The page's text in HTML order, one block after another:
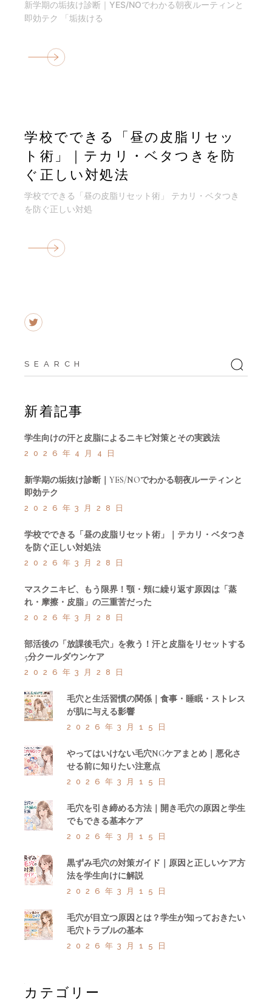
新学期の垢抜け診断｜YES/NOでわかる朝夜ルーティンと
即効テク 「垢抜ける
学校でできる「昼の皮脂リセッ
ト術」｜テカリ・ベタつきを防
ぐ正しい対処法
学校でできる「昼の皮脂リセット術」 テカリ・ベタつき
を防ぐ正しい対処
Search
for:
新着記事
学生向けの汗と皮脂によるニキビ対策とその実践法
2026年4月4日
新学期の垢抜け診断｜YES/NOでわかる朝夜ルーティンと
即効テク
2026年3月28日
学校でできる「昼の皮脂リセット術」｜テカリ・ベタつき
を防ぐ正しい対処法
2026年3月28日
マスクニキビ、もう限界！顎・頬に繰り返す原因は「蒸
れ・摩擦・皮脂」の三重苦だった
2026年3月28日
部活後の「放課後毛穴」を救う！汗と皮脂をリセットする
5分クールダウンケア
2026年3月28日
毛穴と生活習慣の関係｜食事・睡眠・ストレス
が肌に与える影響
2026年3月15日
やってはいけない毛穴NGケアまとめ｜悪化さ
せる前に知りたい注意点
2026年3月15日
毛穴を引き締める方法｜開き毛穴の原因と学生
でもできる基本ケア
2026年3月15日
黒ずみ毛穴の対策ガイド｜原因と正しいケア方
法を学生向けに解説
2026年3月15日
毛穴が目立つ原因とは？学生が知っておきたい
毛穴トラブルの基本
2026年3月15日
カテゴリー